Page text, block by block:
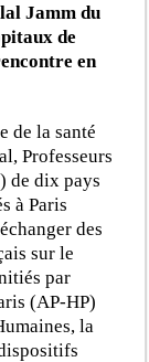
Jamm du
de
en
de la santé
Professeurs
de dix pays
à Paris
des
sur le
par
(AP-HP)
la